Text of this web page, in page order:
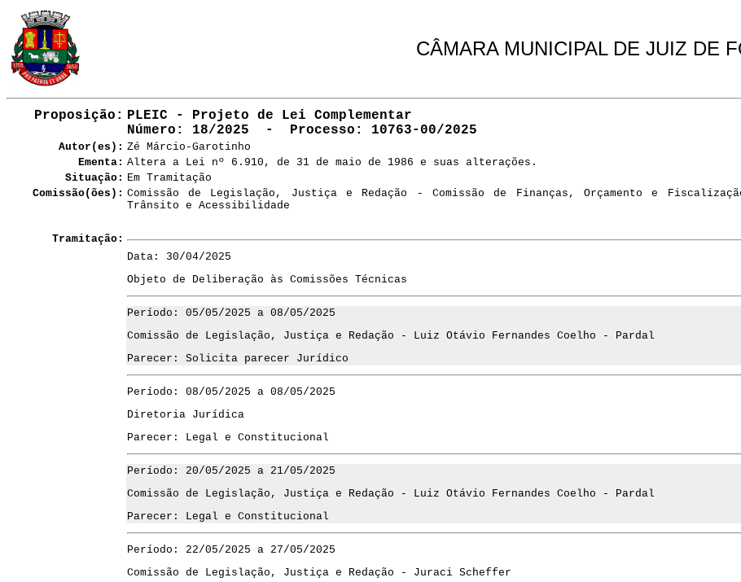
CÂMARA MUNICIPAL DE JUIZ DE
Proposição: PLEIC - Projeto de Lei Complementar
Número : 18/2025 - Processo: 10763-00/2025
Autor(es): Zé Márcio-Garotinho
Ementa: Altera a Lei nº 6.910, de 31 de maio de 1986 e suas alterações.
Situação: Em Tramitação
Comissão(ões): Comissão de Legislação, Justiça e Redação - Comissão de Finanças, Orçamento e
Trânsito e Acessibilidade
Tramitação:
Data: 30/04/2025
Objeto de Deliberação às Comissões Técnicas
Período: 05/05/2025 a 08/05/2025
Comissão de Legislação, Justiça e Redação - Luiz Otávio Fernandes Coelho - Pardal
Parecer: Solicita parecer Jurídico
Período: 08/05/2025 a 08/05/2025
Diretoria Jurídica
Parecer: Legal e Constitucional
Período: 20/05/2025 a 21/05/2025
Comissão de Legislação, Justiça e Redação - Luiz Otávio Fernandes Coelho - Pardal
Parecer: Legal e Constitucional
Período: 22/05/2025 a 27/05/2025
Comissão de Legislação, Justiça e Redação - Juraci Scheffer